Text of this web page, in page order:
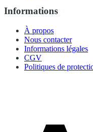
Informations
À propos
Nous contacter
Informations légales
CGV
Politiques de